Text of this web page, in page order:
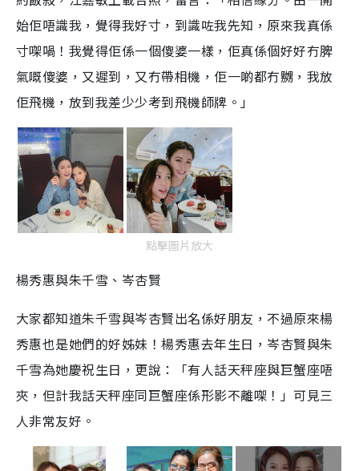
始佢唔識我，覺得我好寸，到識咗我先知，原來我真係
寸㗎喎！我覺得佢係一個傻婆一樣，佢真係個好好冇脾
氣嘅傻婆，又遲到，又冇帶相機，佢一啲都冇嬲，我放
佢飛機，放到我差少少考到飛機師牌。」
點擊圖片放大
楊秀惠與朱千雪、岑杏賢
大家都知道朱千雪與岑杏賢出名係好朋友，不過原來楊
秀惠也是她們的好姊妹！楊秀惠去年生日，岑杏賢與朱
千雪為她慶祝生日，更說：「有人話天秤座與巨蟹座唔
夾，但計我話天秤座同巨蟹座係形影不離㗎！」可見三
人非常友好。